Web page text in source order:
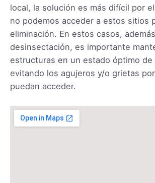
local, la solución es más difícil por
no podemos acceder a estos sitios
eliminación. En estos casos,
desinsectación, es importante
estructuras en un estado óptimo de
evitando los agujeros y/o grietas
puedan acceder.